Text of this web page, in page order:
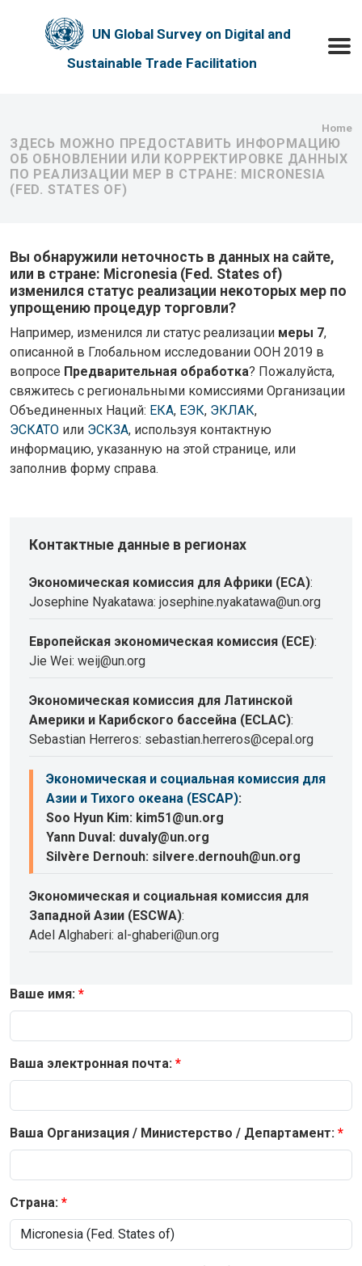
UN Global Survey on Digital and
Sustainable Trade Facilitation
Home
ЗДЕСЬ МОЖНО ПРЕДОСТАВИТЬ ИНФОРМАЦИЮ
ОБ ОБНОВЛЕНИИ ИЛИ КОРРЕКТИРОВКЕ ДАННЫХ
ПО РЕАЛИЗАЦИИ МЕР В СТРАНЕ: MICRONESIA
(FED. STATES OF)
Вы обнаружили неточность в данных на сайте,
или в стране: Micronesia (Fed. States of)
изменился статус реализации некоторых мер по
упрощению процедур торговли?
Например, изменился ли статус реализации меры 7,
описанной в Глобальном исследовании ООН 2019 в
вопросе Предварительная обработка? Пожалуйста,
свяжитесь с региональными комиссиями Организации
Объединенных Наций: ЕКА, ЕЭК, ЭКЛАК,
ЭСКАТО или ЭСКЗА, используя контактную
информацию, указанную на этой странице, или
заполнив форму справа.
Контактные данные в регионах
Экономическая комиссия для Африки (ECA):
Josephine Nyakatawa: josephine.nyakatawa@un.org
Европейская экономическая комиссия (ECE):
Jie Wei: weij@un.org
Экономическая комиссия для Латинской
Америки и Карибского бассейна (ECLAC):
Sebastian Herreros: sebastian.herreros@cepal.org
Экономическая и социальная комиссия для
Азии и Тихого океана (ESCAP):
Soo Hyun Kim: kim51@un.org
Yann Duval: duvaly@un.org
Silvère Dernouh: silvere.dernouh@un.org
Экономическая и социальная комиссия для
Западной Азии (ESCWA):
Adel Alghaberi: al-ghaberi@un.org
Ваше имя:
Ваша электронная почта:
Ваша Организация / Министерство / Департамент:
Страна: